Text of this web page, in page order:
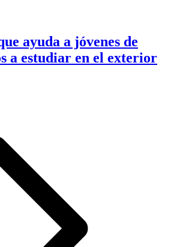
ayuda a jóvenes de
a estudiar en el exterior